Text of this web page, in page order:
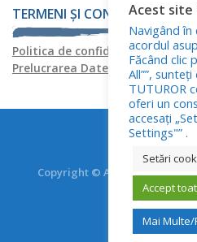
TERMENI ȘI CONDIȚII
Politica de confidențialitate
Prelucrarea Datelor cu Caracter
Copyright © Asociația
Toate
Acest site
Navigând
acordul
Făcând clic
All””,
TUTUROR
oferi un
accesați
Settings"” .
Setări
Accept
Mai Multe/